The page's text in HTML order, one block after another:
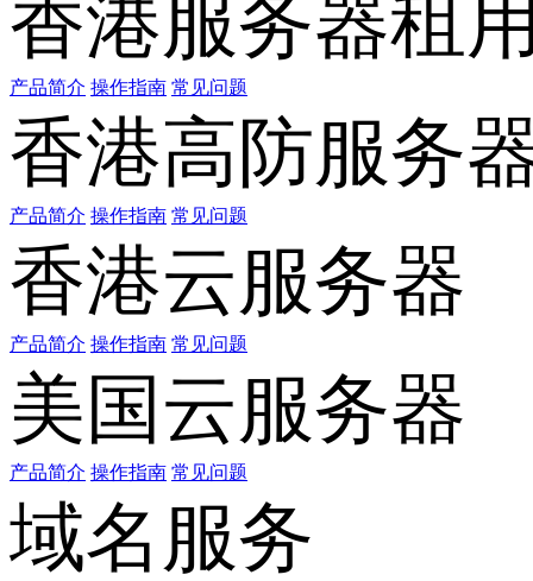
香港服务器租
产品简介 操作指南 常见问题
香港高防服务
产品简介 操作指南 常见问题
香港云服务器
产品简介 操作指南 常见问题
美国云服务器
产品简介 操作指南 常见问题
域名服务